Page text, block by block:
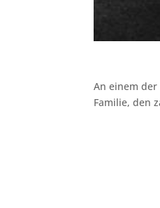
An einem
Familie, den